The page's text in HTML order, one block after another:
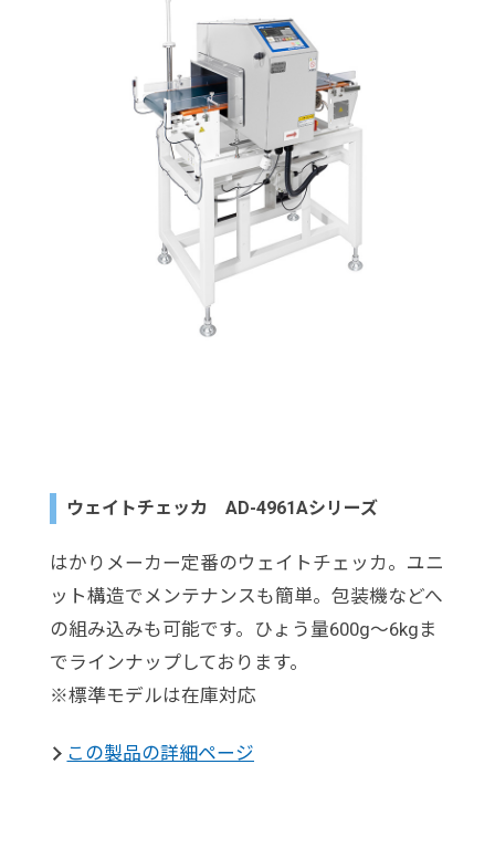
ウェイトチェッカ AD-4961Aシリーズ
はかりメーカー定番のウェイトチェッカ。ユニ
ット構造でメンテナンスも簡単。包装機などへ
の組み込みも可能です。ひょう量600g～6kgま
でラインナップしております。
※標準モデルは在庫対応
この製品の詳細ページ